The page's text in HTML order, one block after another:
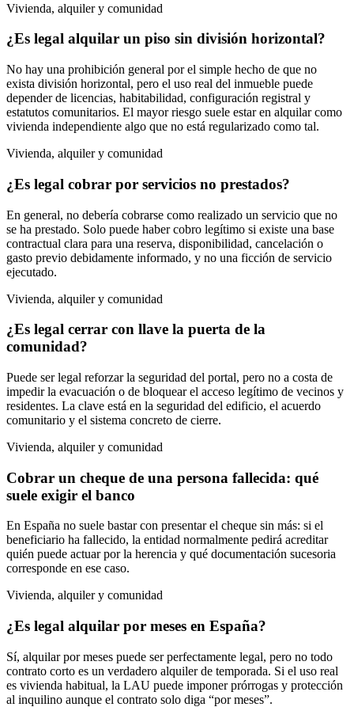
Vivienda, alquiler y comunidad
¿Es legal alquilar un piso sin división horizontal?
No hay una prohibición general por el simple hecho de que no
exista división horizontal, pero el uso real del inmueble puede
depender de licencias, habitabilidad, configuración registral y
estatutos comunitarios. El mayor riesgo suele estar en alquilar como
vivienda independiente algo que no está regularizado como tal.
Vivienda, alquiler y comunidad
¿Es legal cobrar por servicios no prestados?
En general, no debería cobrarse como realizado un servicio que no
se ha prestado. Solo puede haber cobro legítimo si existe una base
contractual clara para una reserva, disponibilidad, cancelación o
gasto previo debidamente informado, y no una ficción de servicio
ejecutado.
Vivienda, alquiler y comunidad
¿Es legal cerrar con llave la puerta de la
comunidad?
Puede ser legal reforzar la seguridad del portal, pero no a costa de
impedir la evacuación o de bloquear el acceso legítimo de vecinos y
residentes. La clave está en la seguridad del edificio, el acuerdo
comunitario y el sistema concreto de cierre.
Vivienda, alquiler y comunidad
Cobrar un cheque de una persona fallecida: qué
suele exigir el banco
En España no suele bastar con presentar el cheque sin más: si el
beneficiario ha fallecido, la entidad normalmente pedirá acreditar
quién puede actuar por la herencia y qué documentación sucesoria
corresponde en ese caso.
Vivienda, alquiler y comunidad
¿Es legal alquilar por meses en España?
Sí, alquilar por meses puede ser perfectamente legal, pero no todo
contrato corto es un verdadero alquiler de temporada. Si el uso real
es vivienda habitual, la LAU puede imponer prórrogas y protección
al inquilino aunque el contrato solo diga “por meses”.